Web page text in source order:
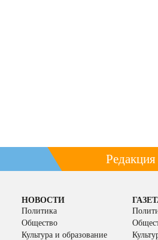
Редакция
НОВОСТИ
Политика
Общество
Культура и образование